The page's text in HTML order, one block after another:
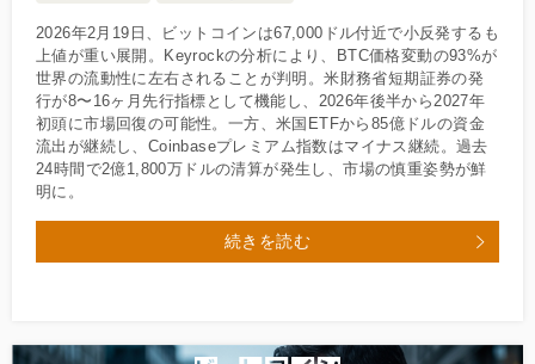
2026年2月19日、ビットコインは67,000ドル付近で小反発するも
上値が重い展開。Keyrockの分析により、BTC価格変動の93%が
世界の流動性に左右されることが判明。米財務省短期証券の発
行が8〜16ヶ月先行指標として機能し、2026年後半から2027年
初頭に市場回復の可能性。一方、米国ETFから85億ドルの資金
流出が継続し、Coinbaseプレミアム指数はマイナス継続。過去
24時間で2億1,800万ドルの清算が発生し、市場の慎重姿勢が鮮
明に。
続きを読む